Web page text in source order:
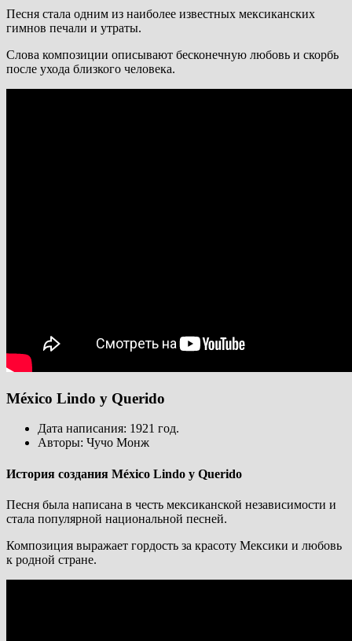
Песня стала одним из наиболее известных мексиканских
гимнов печали и утраты.
Слова композиции описывают бесконечную любовь и скорбь
после ухода близкого человека.
México Lindo y Querido
Дата написания: 1921 год.
Авторы: Чучо Монж
История создания México Lindo y Querido
Песня была написана в честь мексиканской независимости и
стала популярной национальной песней.
Композиция выражает гордость за красоту Мексики и любовь
к родной стране.